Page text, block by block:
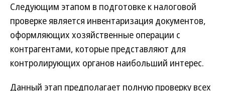
Следующим этапом в подготовке к налоговой
проверке является инвентаризация документов,
оформляющих хозяйственные операции с
контрагентами, которые представляют для
контролирующих органов наибольший интерес.
Данный этап предполагает полную проверку всех